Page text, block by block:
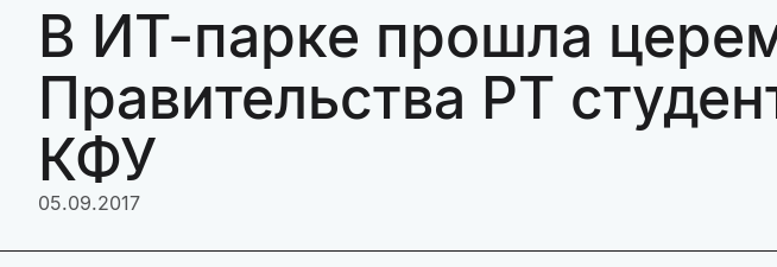
В ИТ-парке прошла
Правительства РТ
КФУ
05.09.2017